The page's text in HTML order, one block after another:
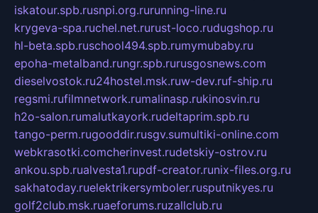
iskatour.spb.rusnpi.org.rurunning-line.ru
krygeva-spa.ruchel.net.rurust-loco.rudugshop.ru
hl-beta.spb.ruschool494.spb.rumymubaby.ru
epoha-metalband.rungr.spb.rurusgosnews.com
dieselvostok.ru24hostel.msk.ruw-dev.ruf-ship.ru
regsmi.rufilmnetwork.rumalinasp.rukinosvin.ru
h2o-salon.rumalutkayork.rudeltaprim.spb.ru
tango-perm.rugooddir.rusgv.sumultiki-online.com
webkrasotki.comcherinvest.rudetskiy-ostrov.ru
ankou.spb.rualvesta1.rupdf-creator.runix-files.org.ru
sakhatoday.ruelektrikersymboler.rusputnikyes.ru
golf2club.msk.ruaeforums.ruzallclub.ru